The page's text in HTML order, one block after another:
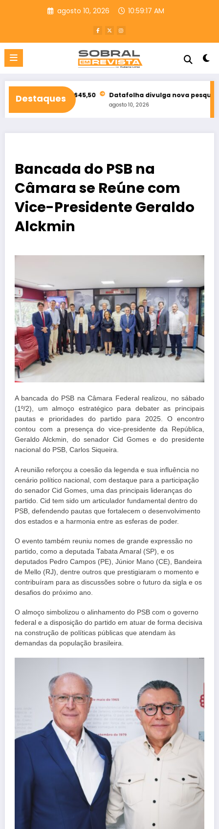
agosto 10, 2026 10:59:19 AM
DestaquesDatafolha divulga nova pesquisa para o
agosto 10, 2026
Bancada do PSB na
Câmara se Reúne com
Vice-Presidente Geraldo
Alckmin
A bancada do PSB na Câmara Federal realizou, no sábado
(1º/2), um almoço estratégico para debater as principais
pautas e prioridades do partido para 2025. O encontro
contou com a presença do vice-presidente da República,
Geraldo Alckmin, do senador Cid Gomes e do presidente
nacional do PSB, Carlos Siqueira.
A reunião reforçou a coesão da legenda e sua influência no
cenário político nacional, com destaque para a participação
do senador Cid Gomes, uma das principais lideranças do
partido. Cid tem sido um articulador fundamental dentro do
PSB, defendendo pautas que fortalecem o desenvolvimento
dos estados e a harmonia entre as esferas de poder.
O evento também reuniu nomes de grande expressão no
partido, como a deputada Tabata Amaral (SP), e os
deputados Pedro Campos (PE), Júnior Mano (CE), Bandeira
de Mello (RJ), dentre outros que prestigiaram o momento e
contribuíram para as discussões sobre o futuro da sigla e os
desafios do próximo ano.
O almoço simbolizou o alinhamento do PSB com o governo
federal e a disposição do partido em atuar de forma decisiva
na construção de políticas públicas que atendam às
demandas da população brasileira.